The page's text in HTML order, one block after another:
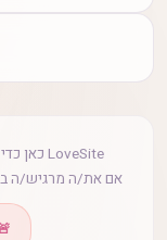
LoveSite כאן כדי לחבק ולעזור. זה לא תחליף לטיפול מקצועי.
אם את/ה מרגיש/ה